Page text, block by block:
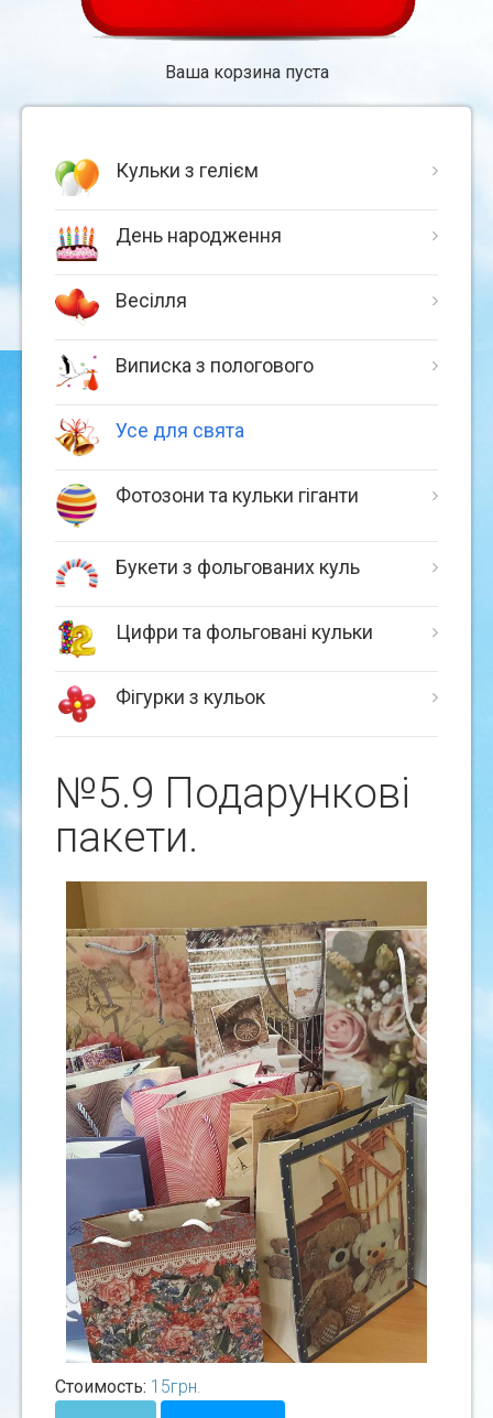
Ваша корзина пуста
Кульки з гелієм
День народження
Весілля
Виписка з пологового
Усе для свята
Фотозони та кульки гіганти
Букети з фольгованих куль
Цифри та фольговані кульки
Фігурки з кульок
№5.9 Подарунковi
пакети.
Стоимость: 15грн.